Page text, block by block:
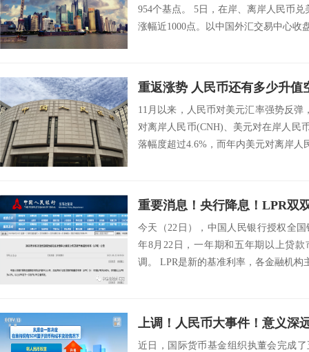
954个基点。 5日，在岸、离岸人民币
涨幅近1000点。以中国外汇交易中心收
重返涨势 人民币还有多少升值
11月以来，人民币对美元汇率强势反弹
对离岸人民币(CNH)、美元对在岸人民
落幅度超过4.6%，而年内美元对离岸人
今天（22日），中国人民银行授权全
年8月22日，一年期和五年期以上贷
调。 LPR是新的基准利率，各金融机构
上调！人民币大事件！意义深
近日，国际货币基金组织执董会完成